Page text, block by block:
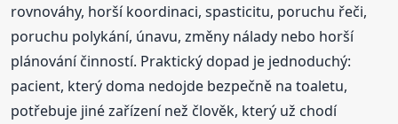
rovnováhy, horší koordinaci, spasticitu, poruchu řeči,
poruchu polykání, únavu, změny nálady nebo horší
plánování činností. Praktický dopad je jednoduchý:
pacient, který doma nedojde bezpečně na toaletu,
potřebuje jiné zařízení než člověk, který už chodí